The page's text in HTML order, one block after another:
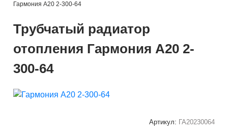
Гармония А20 2-300-64
Трубчатый радиатор
отопления Гармония А20 2-
300-64
Артикул: ГА20230064